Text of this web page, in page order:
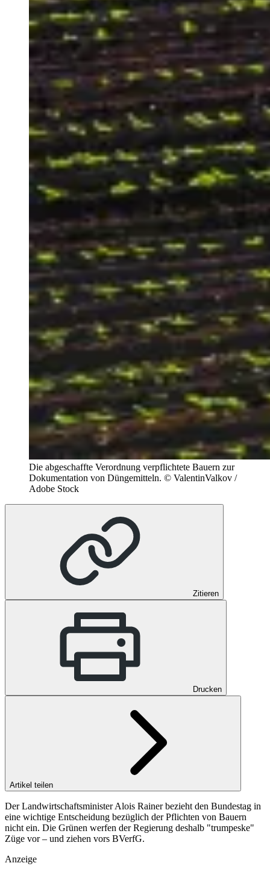
Die abgeschaffte Verordnung verpflichtete Bauern zur
Dokumentation von Düngemitteln. © ValentinValkov /
Adobe Stock
Zitieren
Drucken
Artikel teilen
Der Landwirtschaftsminister Alois Rainer bezieht den Bundestag in
eine wichtige Entscheidung bezüglich der Pflichten von Bauern
nicht ein. Die Grünen werfen der Regierung deshalb "trumpeske"
Züge vor – und ziehen vors BVerfG.
Anzeige